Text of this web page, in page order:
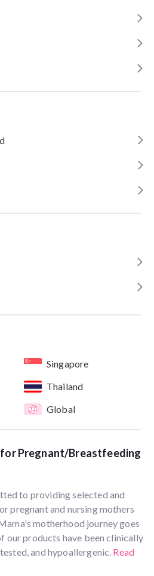
Singapore
Thailand
Global
for Pregnant/Breastfeeding
to providing selected and
pregnant and nursing mothers
motherhood journey goes
our products have been clinically
and hypoallergenic. Read